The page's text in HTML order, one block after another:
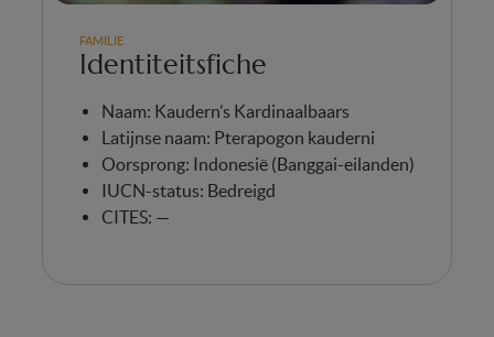
FAMILIE
Identiteitsfiche
Naam: Kaudern’s Kardinaalbaars
Latijnse naam: Pterapogon kauderni
Oorsprong: Indonesië (Banggai-eilanden)
IUCN-status: Bedreigd
CITES: —